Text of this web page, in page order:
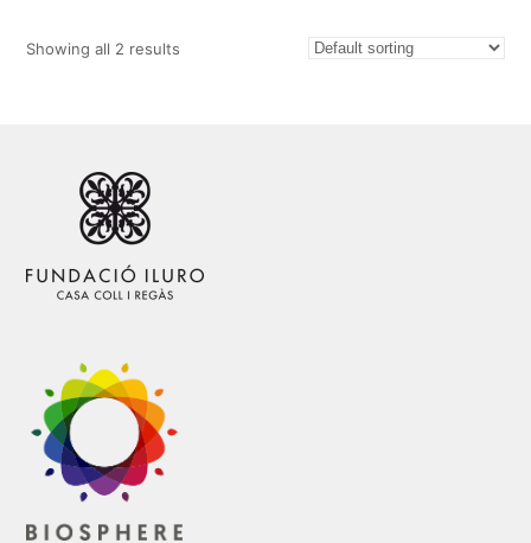
Showing all 2 results